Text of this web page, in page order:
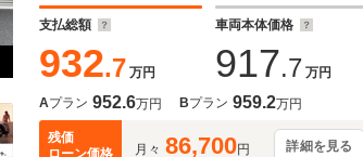
ト Burmester ワイヤレスチャ
支払総額
932.7 万円
車両本体価格
917.7 万円
Aプラン 952.6万円 Bプラン 959.2万円
残価
ローン価格
月々 86,700円 詳細を見る